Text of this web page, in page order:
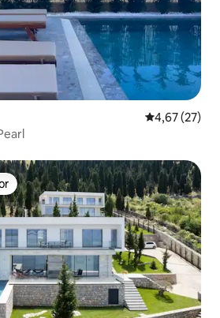
Scor mediu
4,67 (27)
Alegerea oaspeților